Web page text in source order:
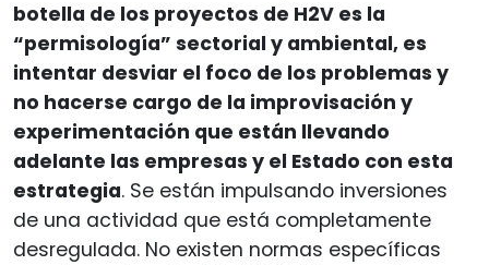
botella de los proyectos de H2V es la
“permisología” sectorial y ambiental, es
intentar desviar el foco de los problemas y
no hacerse cargo de la improvisación y
experimentación que están llevando
adelante las empresas y el Estado con esta
estrategia. Se están impulsando inversiones
de una actividad que está completamente
desregulada. No existen normas específicas